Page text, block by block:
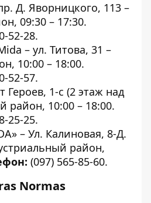
Д. Яворницкого, 113 –
09:30 – 17:30.
52-28.
– ул. Титова, 31 –
10:00 – 18:00.
52-57.
Героев, 1-с (2 этаж над
район, 10:00 – 18:00.
25-25.
– Ул. Калиновая, 8-Д.
район,
(097) 565-85-60.
Normas